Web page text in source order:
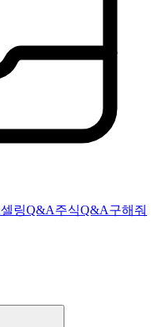
셀링Q&A주식Q&A구해줘